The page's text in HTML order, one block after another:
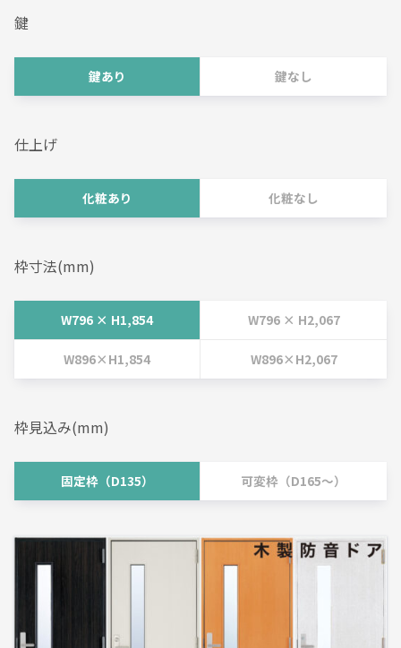
鍵
鍵あり 鍵なし
仕上げ
化粧あり 化粧なし
枠寸法(mm)
W796 × H1,854 W796 × H2,067
W896×H1,854 W896×H2,067
枠見込み(mm)
固定枠（D135） 可変枠（D165～）